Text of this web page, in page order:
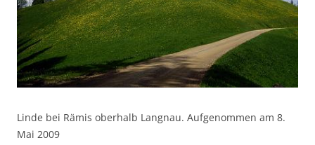
Linde bei Rämis oberhalb Langnau. Aufgenommen am 8.
Mai 2009